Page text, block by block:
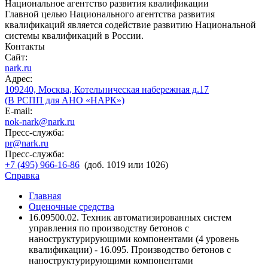
Национальное агентство развития квалификации
Главной целью Национального агентства развития
квалификаций является содействие развитию Национальной
системы квалификаций в России.
Контакты
Сайт:
nark.ru
Адрес:
109240, Москва, Котельническая набережная д.17
(В РСПП для АНО «НАРК»)
E-mail:
nok-nark@nark.ru
Пресс-служба:
pr@nark.ru
Пресс-служба:
+7 (495) 966-16-86 (доб. 1019 или 1026)
Справка
Главная
Оценочные средства
16.09500.02. Техник автоматизированных систем
управления по производству бетонов с
наноструктурирующими компонентами (4 уровень
квалификации) - 16.095. Производство бетонов с
наноструктурирующими компонентами